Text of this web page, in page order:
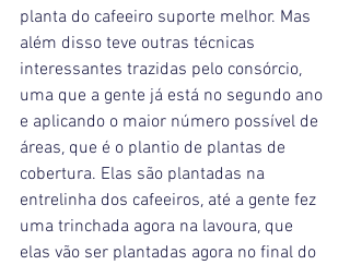
planta do cafeeiro suporte melhor. Mas
além disso teve outras técnicas
interessantes trazidas pelo consórcio,
uma que a gente já está no segundo ano
e aplicando o maior número possível de
áreas, que é o plantio de plantas de
cobertura. Elas são plantadas na
entrelinha dos cafeeiros, até a gente fez
uma trinchada agora na lavoura, que
elas vão ser plantadas agora no final do